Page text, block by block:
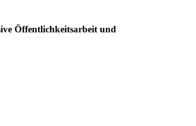
Öffentlichkeitsarbeit und